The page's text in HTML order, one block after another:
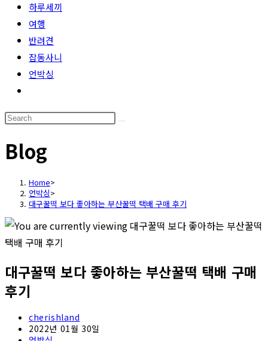
하루세끼
여행
반려견
잡동사니
언박싱
search
Search
website
Blog
Home>
언박싱>
대구꿀떡 보다 좋아하는 부산꿀떡 택배 구매 후기
대구꿀떡 보다 좋아하는 부산꿀떡 택배 구매
후기
Post
author:
cherishland
Post
2022년 01월 30일